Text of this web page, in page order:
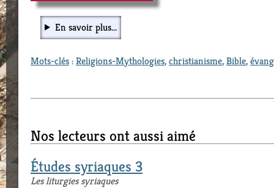
En savoir plus...
Mots-clés:Religions-Mythologies,christianisme,Bible,
Nos lecteurs ont aussi aimé
Études syriaques 3
Les liturgies syriaques